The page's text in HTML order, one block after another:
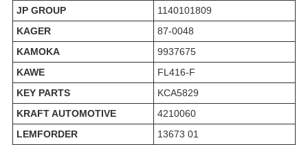
JP GROUP
1140101809
KAGER
87-0048
KAMOKA
9937675
KAWE
FL416-F
KEY PARTS
KCA5829
KRAFT AUTOMOTIVE
4210060
LEMFORDER
13673 01